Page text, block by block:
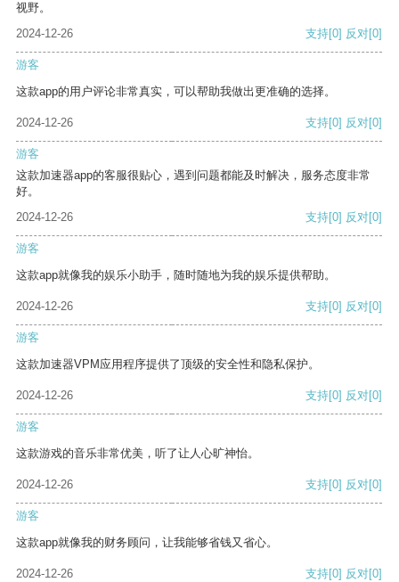
视野。
2024-12-26
支持[0] 反对[0]
游客
这款app的用户评论非常真实，可以帮助我做出更准确的选择。
2024-12-26 支持[0] 反对[0]
游客
这款加速器app的客服很贴心，遇到问题都能及时解决，服务态度非常
好。
2024-12-26
支持[0] 反对[0]
游客
这款app就像我的娱乐小助手，随时随地为我的娱乐提供帮助。
2024-12-26 支持[0] 反对[0]
游客
这款加速器VPM应用程序提供了顶级的安全性和隐私保护。
2024-12-26 支持[0] 反对[0]
游客
这款游戏的音乐非常优美，听了让人心旷神怡。
2024-12-26 支持[0] 反对[0]
游客
这款app就像我的财务顾问，让我能够省钱又省心。
2024-12-26 支持[0] 反对[0]